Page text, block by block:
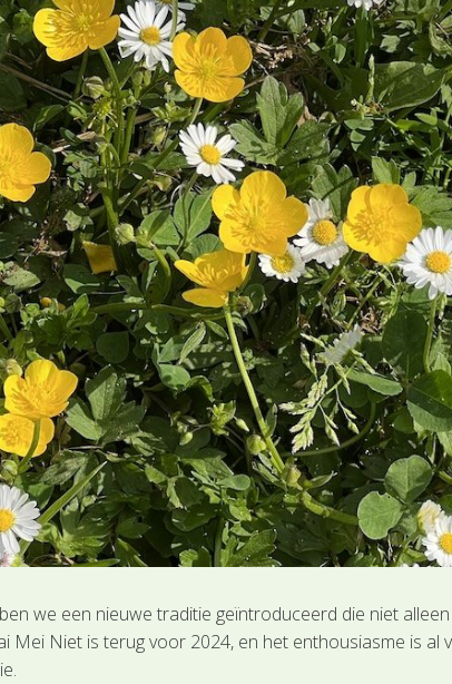
we een nieuwe traditie geïntroduceerd die niet
Niet is terug voor 2024, en het enthousiasme is